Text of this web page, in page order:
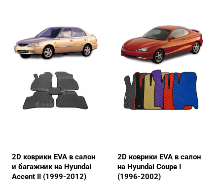
2D коврики EVA в салон
и багажник на Hyundai
Accent II (1999-2012)
2D коврики EVA в салон
на Hyundai Coupe I
(1996-2002)